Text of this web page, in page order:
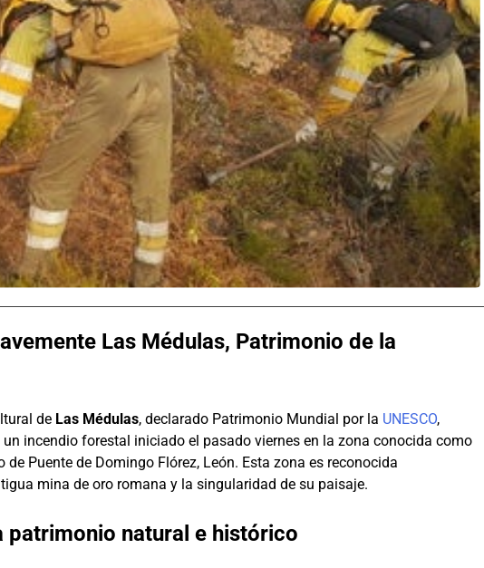
Las Médulas, Patrimonio de la
de Las Médulas, declarado Patrimonio Mundial por la UNESCO,
incendio forestal iniciado el pasado viernes en la zona conocida como
de Puente de Domingo Flórez, León. Esta zona es reconocida
mina de oro romana y la singularidad de su paisaje.
patrimonio natural e histórico